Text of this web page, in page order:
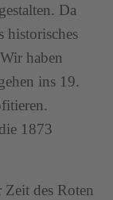
Da
historisches
haben
ins 19.
1873
des Roten